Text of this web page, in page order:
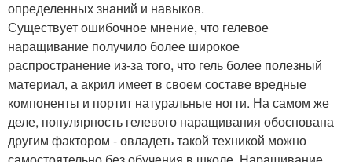
определенных знаний и навыков.
Существует ошибочное мнение, что гелевое
наращивание получило более широкое
распространение из-за того, что гель более полезный
материал, а акрил имеет в своем составе вредные
компоненты и портит натуральные ногти. На самом же
деле, популярность гелевого наращивания обоснована
другим фактором - овладеть такой техникой можно